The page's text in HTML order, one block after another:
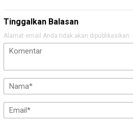
Tinggalkan Balasan
Alamat email Anda tidak akan dipublikasikan.